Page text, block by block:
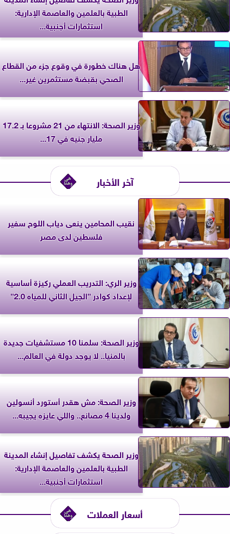
الطبية بالعلمين والعاصمة الإدارية:
استثمارات أجنبية...
هل هناك خطورة في وقوع جزء من القطاع
الصحي بقبضة مستثمرين غير...
وزير الصحة: الانتهاء من 21 مشروعا بـ 17.2
مليار جنيه في 17...
آخر الأخبار
نقيب المحامين ينعى دياب اللوح سفير
فلسطين لدى مصر
وزير الري: التدريب العملي ركيزة أساسية
لإعداد كوادر ”الجيل الثاني للمياه 2.0”
وزير الصحة: سلمنا 10 مستشفيات جديدة
بالمنيا.. لا يوجد دولة في العالم...
وزير الصحة: مش هقدر أستورد أنسولين
ولدينا 4 مصانع.. واللي عايزه يجيبه...
وزير الصحة يكشف تفاصيل إنشاء المدينة
الطبية بالعلمين والعاصمة الإدارية:
استثمارات أجنبية...
أسعار العملات